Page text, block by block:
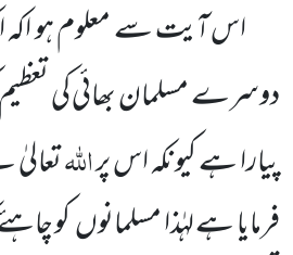
اس آیت سے معلوم ہو اکہ
دوسرے مسلمان بھائی کی تعظیم
پیارا ہےکیونکہ اس پراللّٰہ
فرمایا ہے لہٰذا مسلمانوںکو